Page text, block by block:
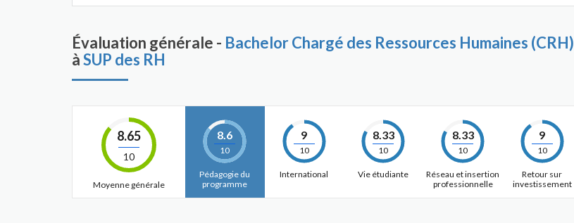
Évaluation générale - Bachelor Chargé des Ressources Humaines (CRH)
àSUP des RH
8.65
10
Moyenne générale
8.6
10
Pédagogie du
programme
9
10
International
8.33
10
Vie étudiante
8.33
10
Réseau et insertion
professionnelle
9
10
Retour sur
investissement